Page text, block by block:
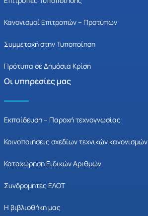
Κανονισμοί Επιτροπών – Προτύπων
Συμμετοχή στην Τυποποίηση
Πρότυπα σε Δημόσια Κρίση
Οι υπηρεσίες μας
Εκπαίδευση – Παροχή τεχνογνωσίας
Κοινοποιήσεις σχεδίων τεχνικών κανονισμών
Καταχώρηση Ειδικών Αριθμών
Συνδρομητές ΕΛΟΤ
Η βιβλιοθήκη μας